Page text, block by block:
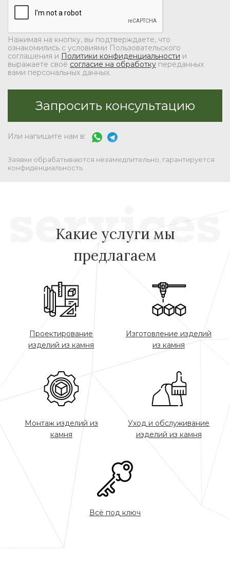
Нажимая на кнопку, вы подтверждаете, что
ознакомились с условиями Пользовательского
соглашения и Политики конфиденциальности и
выражаете своё согласие на обработкупереданных
вами персональных данных.
Или напишите нам в:
Заявки обрабатываются незамедлительно, гарантируется
конфиденциальность
Какие услуги мы
предлагаем
Проектирование
изделий из камня
Изготовление изделий
из камня
Монтаж изделий из
камня
Уход и обслуживание
изделий из камня
Всё под ключ